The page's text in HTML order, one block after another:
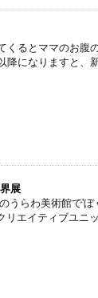
くるとママのお腹
になりますと、
展
うらわ美術館で'
リエイティブユニ